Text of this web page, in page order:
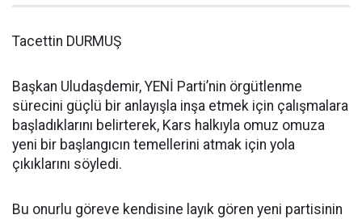
Tacettin DURMUŞ
Başkan Uludaşdemir, YENİ Parti’nin örgütlenme
sürecini güçlü bir anlayışla inşa etmek için çalışmalara
başladıklarını belirterek, Kars halkıyla omuz omuza
yeni bir başlangıcın temellerini atmak için yola
çıkıklarını söyledi.
Bu onurlu göreve kendisine layık gören yeni partisinin